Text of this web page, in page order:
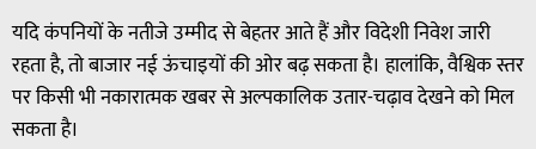
यदि कंपनियों के नतीजे उम्मीद से बेहतर आते हैं और विदेशी निवेश जारी
रहता है, तो बाजार नई ऊंचाइयों की ओर बढ़ सकता है। हालांकि, वैश्विक स्तर
पर किसी भी नकारात्मक खबर से अल्पकालिक उतार-चढ़ाव देखने को मिल
सकता है।